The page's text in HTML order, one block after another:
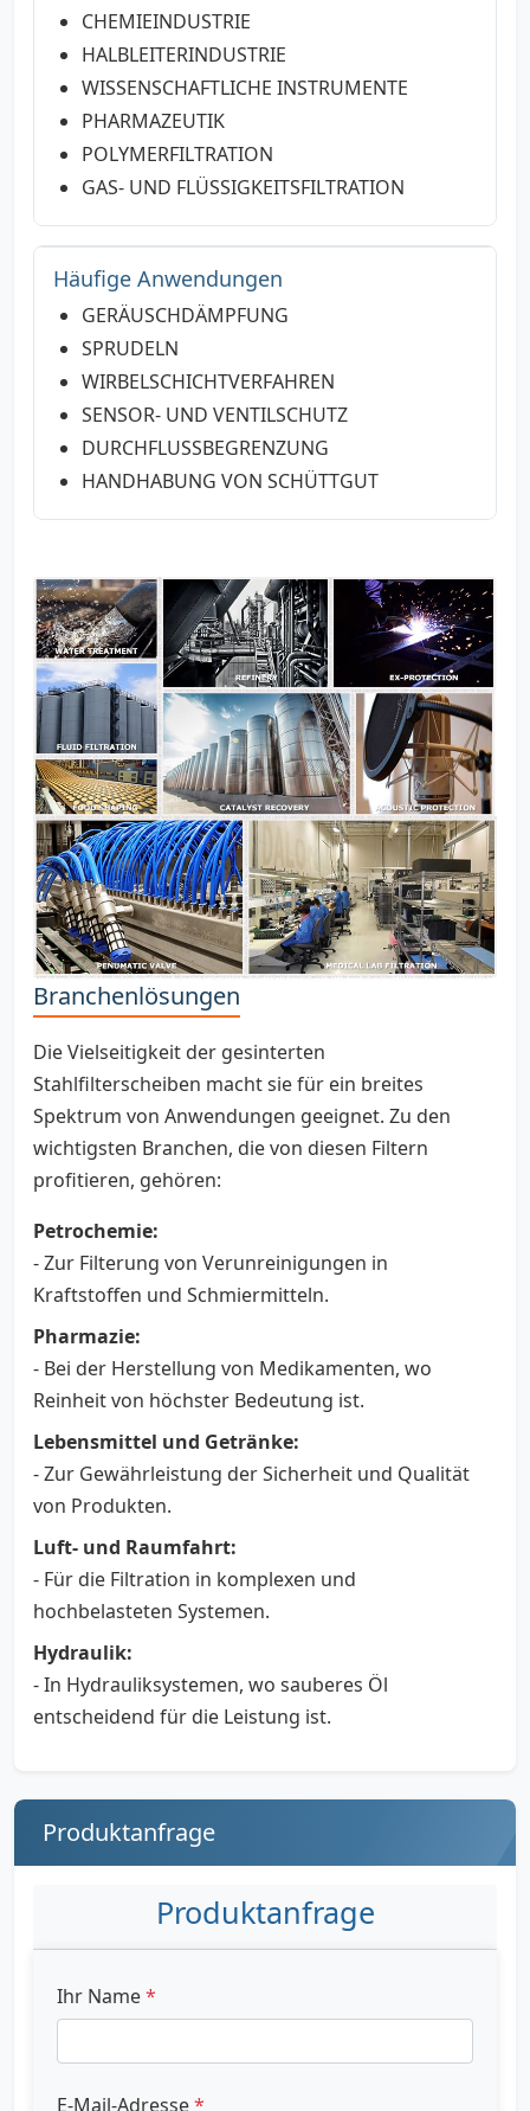
CHEMIEINDUSTRIE
HALBLEITERINDUSTRIE
WISSENSCHAFTLICHE INSTRUMENTE
PHARMAZEUTIK
POLYMERFILTRATION
GAS- UND FLÜSSIGKEITSFILTRATION
Häufige Anwendungen
GERÄUSCHDÄMPFUNG
SPRUDELN
WIRBELSCHICHTVERFAHREN
SENSOR- UND VENTILSCHUTZ
DURCHFLUSSBEGRENZUNG
HANDHABUNG VON SCHÜTTGUT
Branchenlösungen
Die Vielseitigkeit der gesinterten
Stahlfilterscheiben macht sie für ein breites
Spektrum von Anwendungen geeignet. Zu den
wichtigsten Branchen, die von diesen Filtern
profitieren, gehören:
Petrochemie:
- Zur Filterung von Verunreinigungen in
Kraftstoffen und Schmiermitteln.
Pharmazie:
- Bei der Herstellung von Medikamenten, wo
Reinheit von höchster Bedeutung ist.
Lebensmittel und Getränke:
- Zur Gewährleistung der Sicherheit und Qualität
von Produkten.
Luft- und Raumfahrt:
- Für die Filtration in komplexen und
hochbelasteten Systemen.
Hydraulik:
- In Hydrauliksystemen, wo sauberes Öl
entscheidend für die Leistung ist.
Produktanfrage
Produktanfrage
Ihr Name*
E-Mail-Adresse*